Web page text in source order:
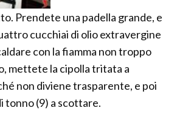
Prendete una padella grande, e
cucchiai di olio extravergine
con la fiamma non troppo
mettete la cipolla tritata a
non diviene trasparente, e poi
tonno (9) a scottare.